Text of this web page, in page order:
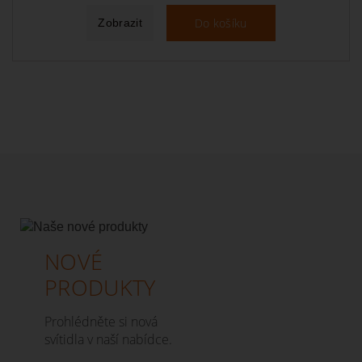
Zobrazit Do košíku
NOVÉ
PRODUKTY
Prohlédněte si nová
svítidla v naší nabídce.